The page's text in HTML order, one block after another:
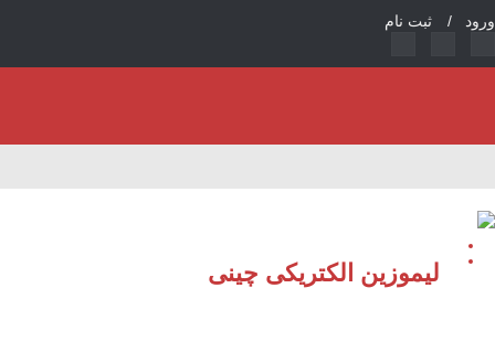
/ ثبت نام
لیموزین الکتریکی چینی